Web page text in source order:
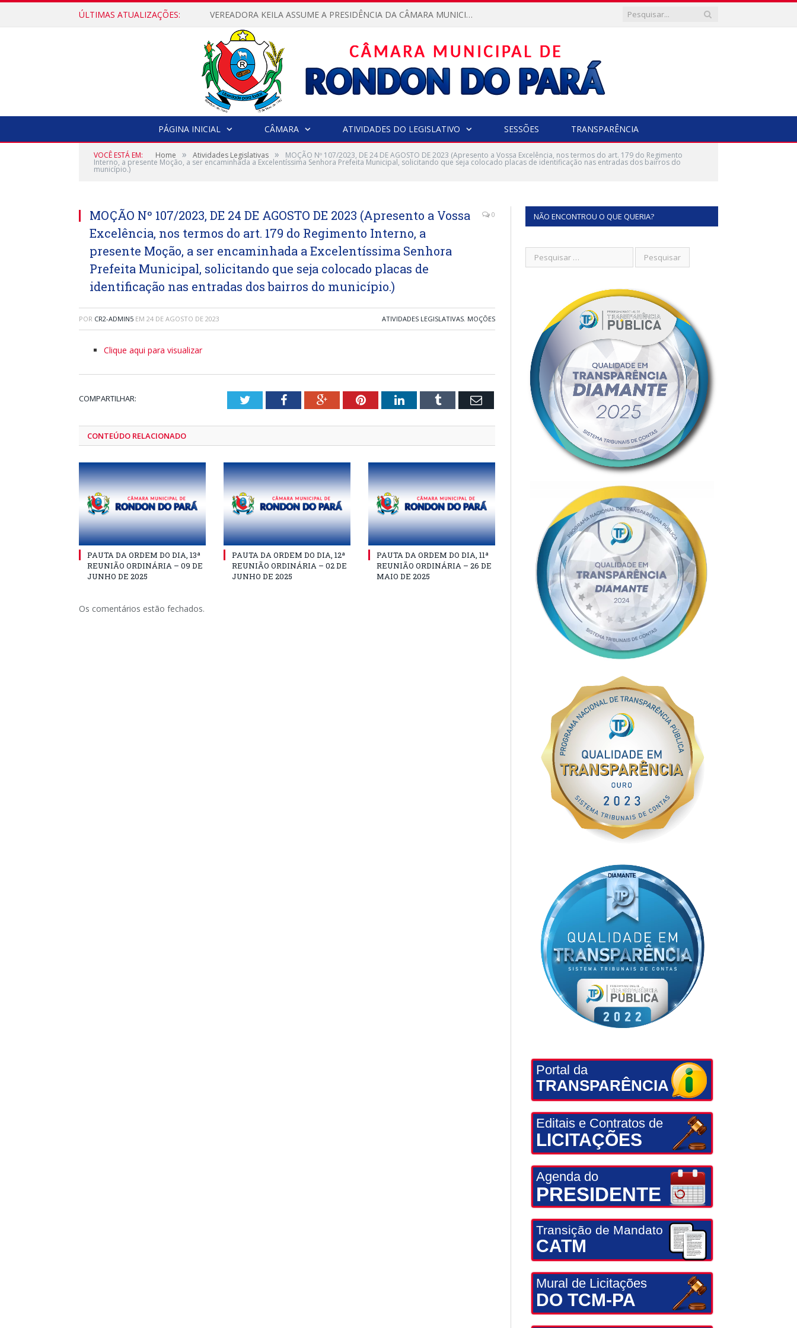
ÚLTIMAS ATUALIZAÇÕES: VEREADORA KEILA ASSUME A PRESIDÊNCIA DA CÂMARA MUNICIPAL.
PÁGINA INICIAL CÂMARA ATIVIDADES DO LEGISLATIVO SESSÕES TRANSPARÊNCIA
VOCÊ ESTÁ EM: Home » Atividades Legislativas » MOÇÃO Nº 107/2023, DE 24 DE AGOSTO DE 2023 (Apresento a Vossa Excelência, nos termos do art. 179 do Regimento
Interno, a presente Moção, a ser encaminhada a Excelentíssima Senhora Prefeita Municipal, solicitando que seja colocado placas de identificação nas entradas dos bairros do
município.)
MOÇÃO Nº 107/2023, DE 24 DE AGOSTO DE 2023 (Apresento a Vossa
Excelência, nos termos do art. 179 do Regimento Interno, a
presente Moção, a ser encaminhada a Excelentíssima Senhora
Prefeita Municipal, solicitando que seja colocado placas de
identificação nas entradas dos bairros do município.)
0
POR CR2-ADMIN5 EM 24 DE AGOSTO DE 2023 ATIVIDADES LEGISLATIVAS, MOÇÕES
Clique aqui para visualizar
COMPARTILHAR: TwitterFacebookGoogle+PinterestLinkedInTumblr Email
CONTEÚDO RELACIONADO
PAUTA DA ORDEM DO DIA, 13ª
REUNIÃO ORDINÁRIA – 09 DE
JUNHO DE 2025
PAUTA DA ORDEM DO DIA, 12ª
REUNIÃO ORDINÁRIA – 02 DE
JUNHO DE 2025
PAUTA DA ORDEM DO DIA, 11ª
REUNIÃO ORDINÁRIA – 26 DE
MAIO DE 2025
Os comentários estão fechados.
NÃO ENCONTROU O QUE QUERIA?
Portal da
TRANSPARÊNCIA
Editais e Contratos de
LICITAÇÕES
Agenda do
PRESIDENTE
Transição de Mandato
CATM
Mural de Licitações
DO TCM-PA